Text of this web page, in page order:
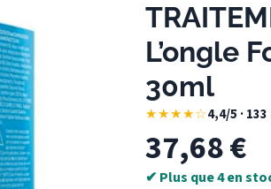
L’ongle
30ml
★★★★☆4,4/5 ·
37,68€
✔ Plus que 4 en